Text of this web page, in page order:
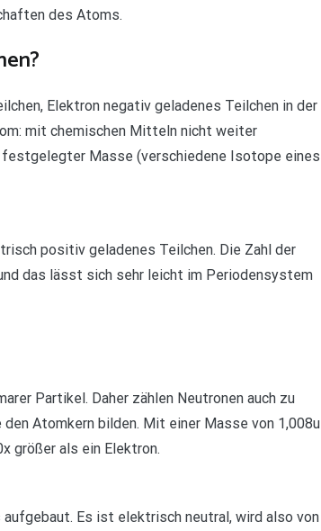
des Atoms.
Elektron negativ geladenes Teilchen in der
mit chemischen Mitteln nicht weiter
Masse (verschiedene Isotope eines
positiv geladenes Teilchen. Die Zahl der
das lässt sich sehr leicht im Periodensystem
Partikel. Daher zählen Neutronen auch zu
den Atomkern bilden. Mit einer Masse von 1,008u
größer als ein Elektron.
aufgebaut. Es ist elektrisch neutral, wird also von